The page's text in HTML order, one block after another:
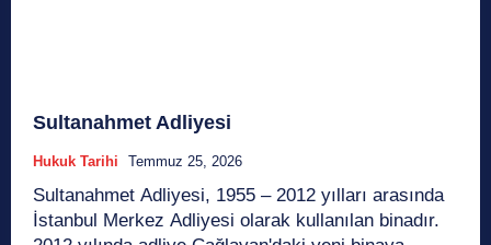
Sultanahmet Adliyesi
Hukuk Tarihi Temmuz 25, 2026
Sultanahmet Adliyesi, 1955 – 2012 yılları arasında
İstanbul Merkez Adliyesi olarak kullanılan binadır.